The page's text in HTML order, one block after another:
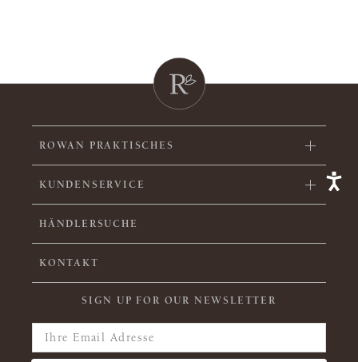
ROWAN PRAKTISCHES
KUNDENSERVICE
HÄNDLERSUCHE
KONTAKT
SIGN UP FOR OUR NEWSLETTER